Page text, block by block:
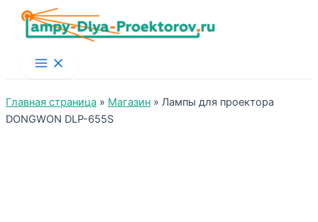
Main
Menu
Главная страница » Магазин » Лампы для проектора
DONGWON DLP-655S